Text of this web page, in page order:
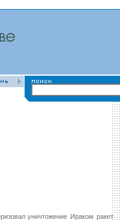
уничтожение Ираком ракет